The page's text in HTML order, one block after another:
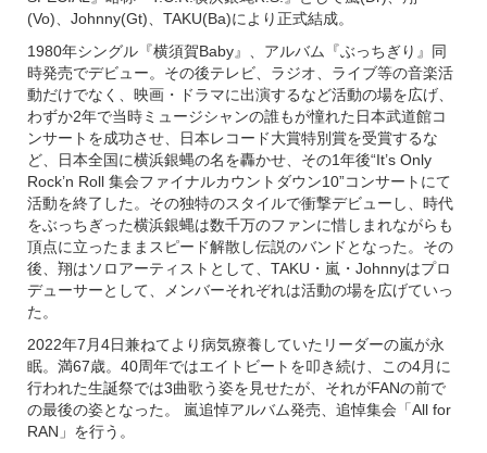
(Vo)、Johnny(Gt)、TAKU(Ba)により正式結成。
1980年シングル『横須賀Baby』、アルバム『ぶっちぎり』同
時発売でデビュー。その後テレビ、ラジオ、ライブ等の音楽活
動だけでなく、映画・ドラマに出演するなど活動の場を広げ、
わずか2年で当時ミュージシャンの誰もが憧れた日本武道館コ
ンサートを成功させ、日本レコード大賞特別賞を受賞するな
ど、日本全国に横浜銀蝿の名を轟かせ、その1年後“It’s Only
Rock’n Roll 集会ファイナルカウントダウン10”コンサートにて
活動を終了した。その独特のスタイルで衝撃デビューし、時代
をぶっちぎった横浜銀蝿は数千万のファンに惜しまれながらも
頂点に立ったままスピード解散し伝説のバンドとなった。その
後、翔はソロアーティストとして、TAKU・嵐・Johnnyはプロ
デューサーとして、メンバーそれぞれは活動の場を広げていっ
た。
2022年7月4日兼ねてより病気療養していたリーダーの嵐が永
眠。満67歳。40周年ではエイトビートを叩き続け、この4月に
行われた生誕祭では3曲歌う姿を見せたが、それがFANの前で
の最後の姿となった。 嵐追悼アルバム発売、追悼集会「All for
RAN」を行う。